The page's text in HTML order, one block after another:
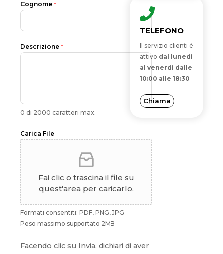
D
T
A
1
Cognome *
Descrizione *
0 di 2000 caratteri max.
Carica File
Fai clic o trascina il file su
quest'area per caricarlo.
Formati consentiti: PDF, PNG, JPG
Peso massimo supportato 2MB
Facendo clic su Invia, dichiari di aver
TELEFONO
Il servizio clienti è
attivo dal lunedì
al venerdì dalle
10:00 alle 18:30
Chiama